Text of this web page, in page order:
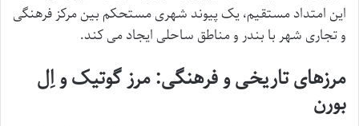
این امتداد مستقیم، یک پیوند شهری مستحکم بین مرکز فرهنگی
و تجاری شهر با بندر و مناطق ساحلی ایجاد می کند.
مرزهای تاریخی و فرهنگی: مرز گوتیک و اِل
بورن